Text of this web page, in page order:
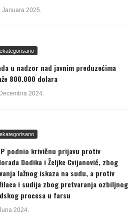
Januara 2025.
u nadzor nad javnim preduzećima
800.000 dolara
2024.
podnio krivičnu prijavu protiv
Dodika i Željke Cvijanović, zbog
lažnog iskaza na sudu, a protiv
i sudija zbog pretvaranja ozbiljnog
procesa u farsu
2024.